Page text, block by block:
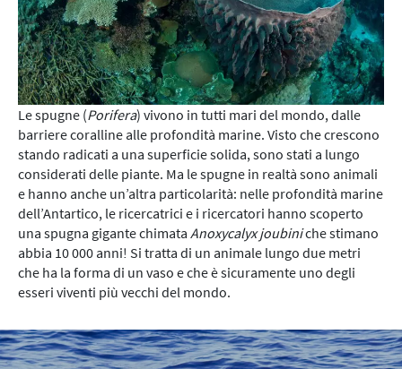
Le spugne (Porifera) vivono in tutti mari del mondo, dalle
barriere coralline alle profondità marine. Visto che crescono
stando radicati a una superficie solida, sono stati a lungo
considerati delle piante. Ma le spugne in realtà sono animali
e hanno anche un’altra particolarità: nelle profondità marine
dell’Antartico, le ricercatrici e i ricercatori hanno scoperto
una spugna gigante chimata Anoxycalyx joubiniche stimano
abbia 10 000 anni! Si tratta di un animale lungo due metri
che ha la forma di un vaso e che è sicuramente uno degli
esseri viventi più vecchi del mondo.